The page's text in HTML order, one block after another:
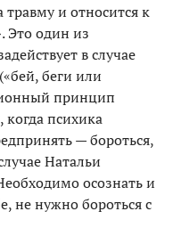
и относится к
Это один из
в случае
беги или
принцип
психика
— бороться,
Натальи
осознать и
не нужно бороться с